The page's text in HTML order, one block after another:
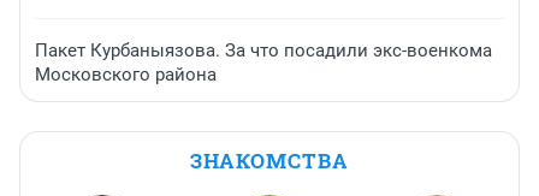
Пакет Курбаныязова. За что посадили экс-военкома
Московского района
ЗНАКОМСТВА